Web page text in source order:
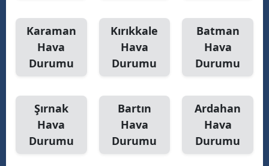
Karaman
Hava
Durumu
Kırıkkale
Hava
Durumu
Batman
Hava
Durumu
Şırnak
Hava
Durumu
Bartın
Hava
Durumu
Ardahan
Hava
Durumu